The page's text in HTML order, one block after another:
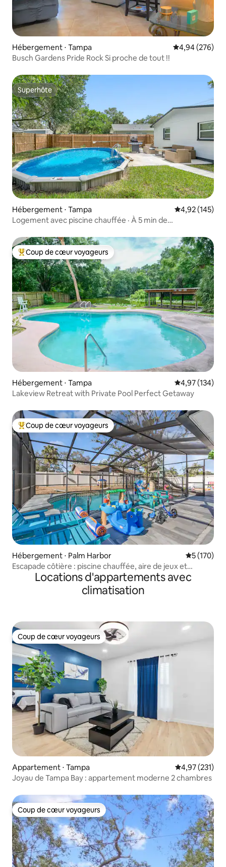
Hébergement ⋅ Tampa Évaluation
4,94 (276)
Busch Gardens Pride Rock Si proche de tout !!
Superhôte
Superhôte
Hébergement ⋅ Tampa Évaluation
4,92 (145)
Logement avec piscine chauffée · À 5 min de
Coups de cœur voyageurs les plus appréciés
Coup de cœur voyageurs
Hébergement ⋅ Tampa Évaluation
4,97 (134)
Lakeview Retreat with Private Pool Perfect Getaway
Coups de cœur voyageurs les plus appréciés
Coup de cœur voyageurs
Hébergement ⋅ Palm Harbor Évaluation
5 (170)
Escapade côtière : piscine chauffée, aire de jeux et
divertissement en famille
Locations d'appartements avec
climatisation
Coup de cœur voyageurs
Coup de cœur voyageurs
Appartement ⋅ Tampa Évaluation
4,97 (231)
Joyau de Tampa Bay : appartement moderne 2 chambres
Coup de cœur voyageurs
Coup de cœur voyageurs